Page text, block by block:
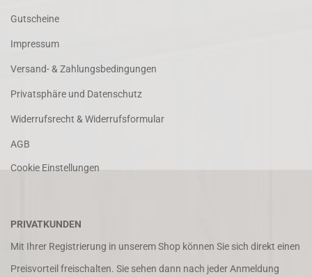
Gutscheine
Impressum
Versand- & Zahlungsbedingungen
Privatsphäre und Datenschutz
Widerrufsrecht & Widerrufsformular
AGB
Cookie Einstellungen
PRIVATKUNDEN
Mit Ihrer Registrierung in unserem Shop können Sie sich direkt einen
Preisvorteil freischalten. Sie sehen dann nach jeder Anmeldung